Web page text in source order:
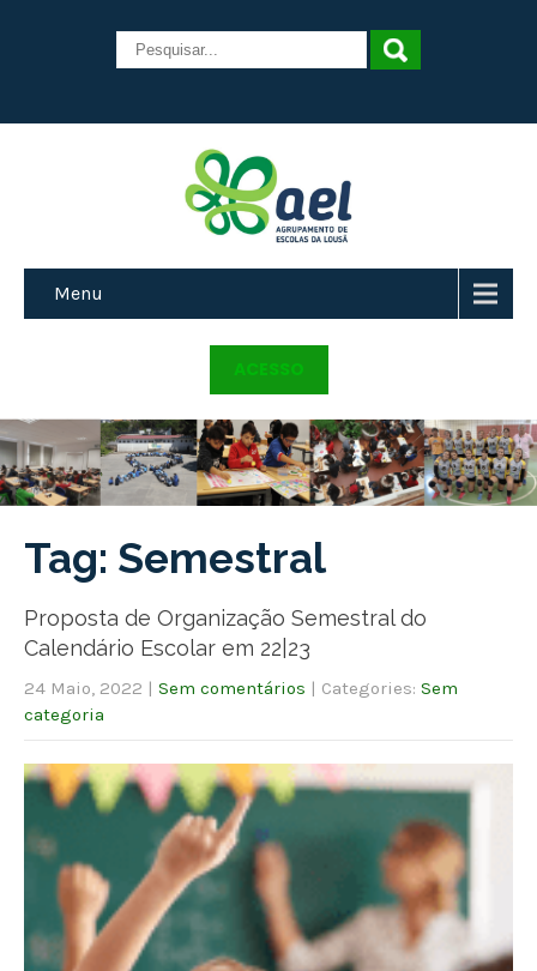
Menu
ACESSO
Tag: Semestral
Proposta de Organização Semestral do
Calendário Escolar em 22|23
24 Maio, 2022 | Sem comentários | Categories: Sem
categoria